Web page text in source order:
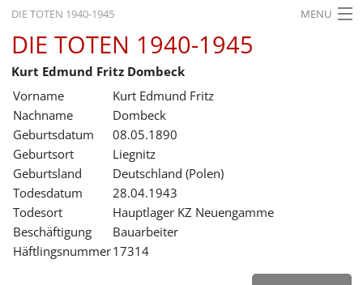
DIE TOTEN 1940-1945 MENU
STARTSEITE
AKTUELLES
AUSSTELLUNGEN
GESCHICHTE
BILDUNG
FORSCHUNG
SERVICE
Leichte Sprache
DIE TOTEN 1940-1945
Kurt Edmund Fritz Dombeck
Vorname
Kurt Edmund Fritz
Nachname
Dombeck
Geburtsdatum
08.05.1890
Geburtsort
Liegnitz
Geburtsland
Deutschland (Polen)
Todesdatum
28.04.1943
Todesort
Hauptlager KZ Neuengamme
Beschäftigung
Bauarbeiter
Häftlingsnummer17314